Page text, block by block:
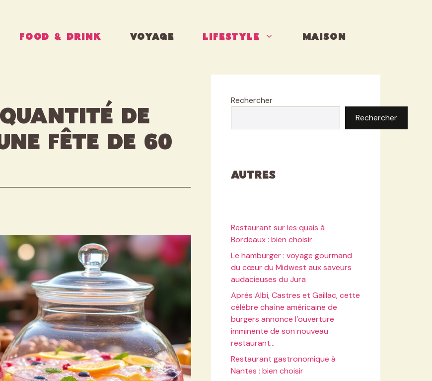
FOOD & DRINK VOYAGE LIFESTYLE MAISON
de
fête de 60
Rechercher
Rechercher
Autres
Restaurant sur les quais à
Bordeaux : bien choisir
Le hamburger : voyage gourmand
du cœur du Midwest aux saveurs
audacieuses du Jura
Après Albi, Castres et Gaillac, cette
célèbre chaîne américaine de
burgers annonce l’ouverture
imminente de son nouveau
restaurant…
Restaurant gastronomique à
Nantes : bien choisir